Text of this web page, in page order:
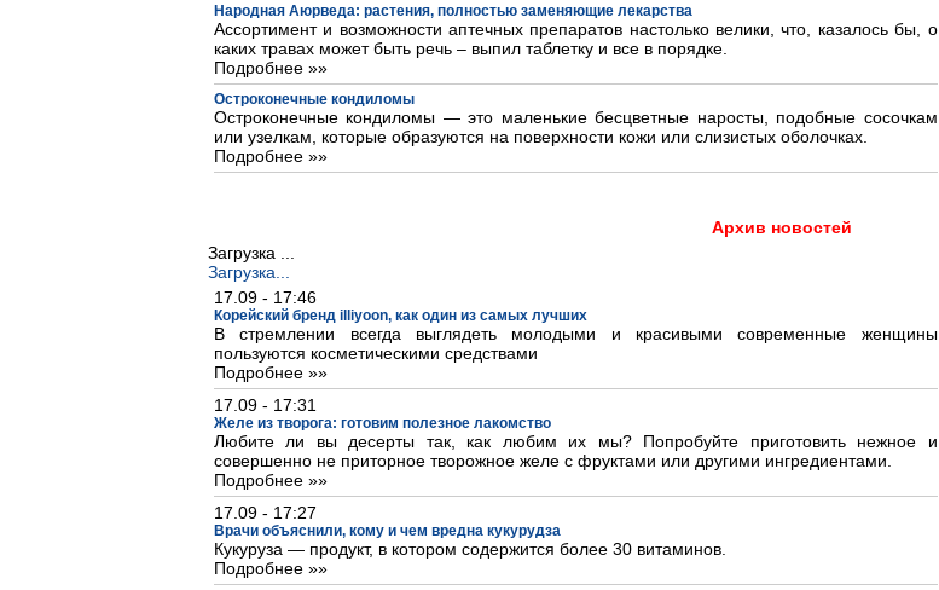
Народная Аюрведа: растения, полностью заменяющие лекарства
Ассортимент и возможности аптечных препаратов настолько велики, что, казалось бы, о
каких травах может быть речь – выпил таблетку и все в порядке.
Подробнее »»
Остроконечные кондиломы
Остроконечные кондиломы — это маленькие бесцветные наросты, подобные сосочкам
или узелкам, которые образуются на поверхности кожи или слизистых оболочках.
Подробнее »»
Архив новостей
Загрузка ...
Загрузка...
17.09 - 17:46
Корейский бренд illiyoon, как один из самых лучших
В стремлении всегда выглядеть молодыми и красивыми современные женщины
пользуются косметическими средствами
Подробнее »»
17.09 - 17:31
Желе из творога: готовим полезное лакомство
Любите ли вы десерты так, как любим их мы? Попробуйте приготовить нежное и
совершенно не приторное творожное желе с фруктами или другими ингредиентами.
Подробнее »»
17.09 - 17:27
Врачи объяснили, кому и чем вредна кукурудза
Кукуруза — продукт, в котором содержится более 30 витаминов.
Подробнее »»